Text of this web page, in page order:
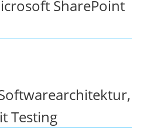
SharePoint
Testing